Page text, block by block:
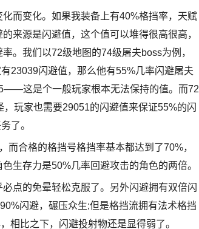
而变化。如果我装备上有40%格挡率，天赋
来源是闪避值，这个值可以堆得很高很高，
。我们以72级地图的74级屠夫boss为例，
23039闪避值，那么他有55%几率闪避屠夫
这是个一般玩家根本无法保持的值。而72
玩家也需要29051的闪避值来保证55%的闪
了。
合格的格挡号格挡率基本都达到了70%，
生存力是50%几率回避攻击的角色的两倍。
点的免晕轻松克服了。另外闪避拥有双倍闪
闪避，碾压众生;但是格挡流拥有法术格挡
相比之下，闪避投射物还是显得弱了。